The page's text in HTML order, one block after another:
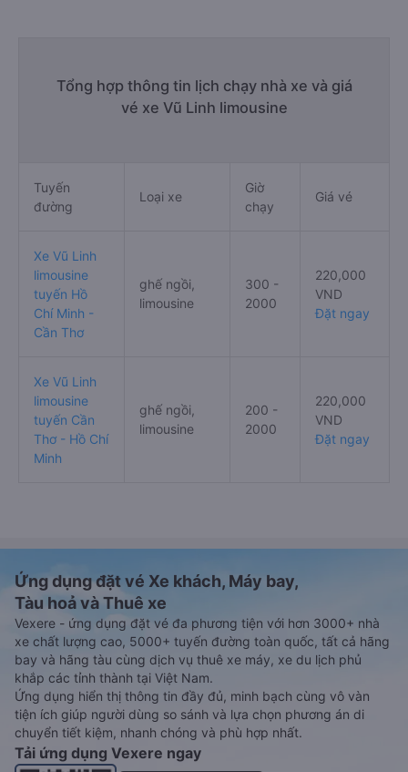
Tổng hợp thông tin lịch chạy nhà xe và giá
vé xe Vũ Linh limousine
Tuyến
đường
Loại xe
Giờ
chạy
Giá vé
Xe Vũ Linh
limousine
tuyến Hồ
Chí Minh -
Cần Thơ
ghế ngồi,
limousine
300 -
2000
220,000
VND
Đặt ngay
Xe Vũ Linh
limousine
tuyến Cần
Thơ - Hồ Chí
Minh
ghế ngồi,
limousine
200 -
2000
220,000
VND
Đặt ngay
Ứng dụng đặt vé Xe khách, Máy bay,
Tàu hoả và Thuê xe
Vexere - ứng dụng đặt vé đa phương tiện với hơn 3000+ nhà
xe chất lượng cao, 5000+ tuyến đường toàn quốc, tất cả hãng
bay và hãng tàu cùng dịch vụ thuê xe máy, xe du lịch phủ
khắp các tỉnh thành tại Việt Nam.
Ứng dụng hiển thị thông tin đầy đủ, minh bạch cùng vô vàn
tiện ích giúp người dùng so sánh và lựa chọn phương án di
chuyển tiết kiệm, nhanh chóng và phù hợp nhất.
Tải ứng dụng Vexere ngay